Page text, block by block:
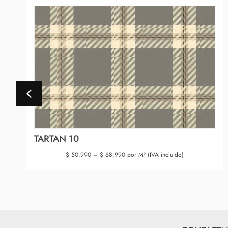
TARTAN 10
$ 50.990 – $ 68.990 por M² (IVA incluido)